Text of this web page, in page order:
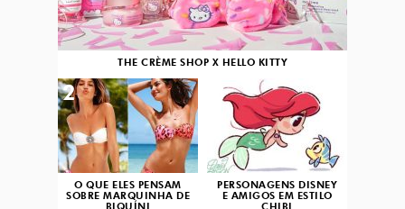
THE CRÈME SHOP X HELLO KITTY
O QUE ELES PENSAM
SOBRE MARQUINHA DE
2
PERSONAGENS DISNEY
E AMIGOS EM ESTILO
3